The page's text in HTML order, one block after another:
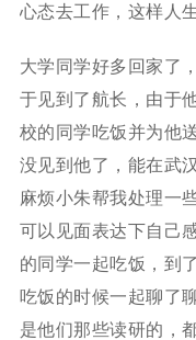
心态去工作，这样人
大学同学好多回家了
于见到了航长，由于
校的同学吃饭并为他
没见到他了，能在武
麻烦小朱帮我处理一
可以见面表达下自己
的同学一起吃饭，到
吃饭的时候一起聊了
是他们那些读研的，